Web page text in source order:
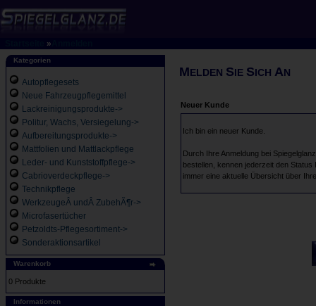
»
Kategorien
Autopflegesets
Neue Fahrzeugpflegemittel
Lackreinigungsprodukte->
Politur, Wachs, Versiegelung->
Aufbereitungsprodukte->
Mattfolien und Mattlackpflege
Leder- und Kunststoffpflege->
Cabrioverdeckpflege->
Technikpflege
WerkzeugeÂ undÂ ZubehÃ¶r->
Microfasertücher
Petzoldts-Pflegesortiment->
Sonderaktionsartikel
Warenkorb
0 Produkte
Informationen
MELDEN SIE SICH AN
Neuer Kunde
Ich bin ein neuer Kunde.
Durch Ihre Anmeldung bei
bestellen, kennen jederzeit den
immer eine aktuelle Übersicht über